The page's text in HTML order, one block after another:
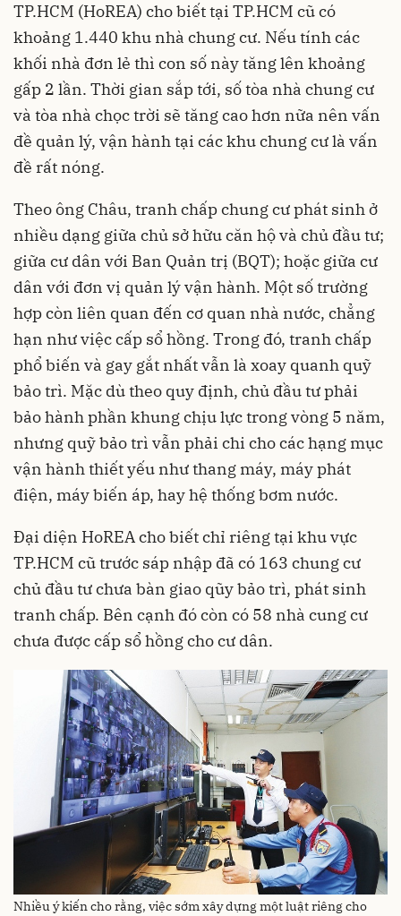
TP.HCM (HoREA) cho biết tại TP.HCM cũ có
khoảng 1.440 khu nhà chung cư. Nếu tính các
khối nhà đơn lẻ thì con số này tăng lên khoảng
gấp 2 lần. Thời gian sắp tới, số tòa nhà chung cư
và tòa nhà chọc trời sẽ tăng cao hơn nữa nên vấn
đề quản lý, vận hành tại các khu chung cư là vấn
đề rất nóng.
Theo ông Châu, tranh chấp chung cư phát sinh ở
nhiều dạng giữa chủ sở hữu căn hộ và chủ đầu tư;
giữa cư dân với Ban Quản trị (BQT); hoặc giữa cư
dân với đơn vị quản lý vận hành. Một số trường
hợp còn liên quan đến cơ quan nhà nước, chẳng
hạn như việc cấp sổ hồng. Trong đó, tranh chấp
phổ biến và gay gắt nhất vẫn là xoay quanh quỹ
bảo trì. Mặc dù theo quy định, chủ đầu tư phải
bảo hành phần khung chịu lực trong vòng 5 năm,
nhưng quỹ bảo trì vẫn phải chi cho các hạng mục
vận hành thiết yếu như thang máy, máy phát
điện, máy biến áp, hay hệ thống bơm nước.
Đại diện HoREA cho biết chỉ riêng tại khu vực
TP.HCM cũ trước sáp nhập đã có 163 chung cư
chủ đầu tư chưa bàn giao qũy bảo trì, phát sinh
tranh chấp. Bên cạnh đó còn có 58 nhà cung cư
chưa được cấp sổ hồng cho cư dân.
Nhiều ý kiến cho rằng, việc sớm xây dựng một luật riêng cho